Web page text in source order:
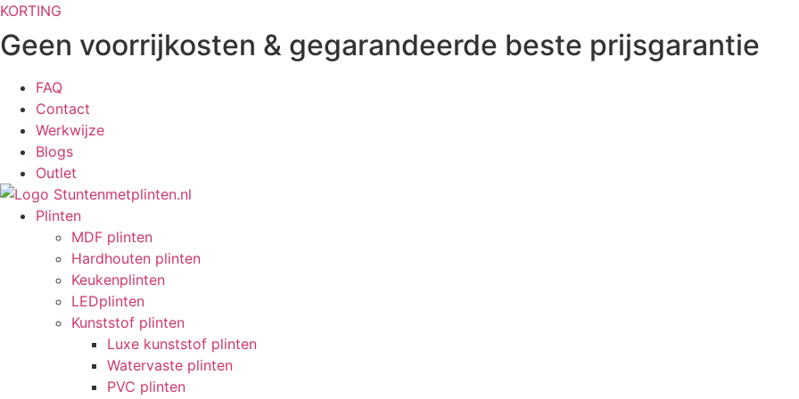
Ga
naar
de
KORTING
Geen voorrijkosten & gegarandeerde beste prijsgarantie
FAQ
Contact
Werkwijze
Blogs
Outlet
Plinten
MDF plinten
Hardhouten plinten
Keukenplinten
LEDplinten
Kunststof plinten
Luxe kunststof plinten
Watervaste plinten
PVC plinten